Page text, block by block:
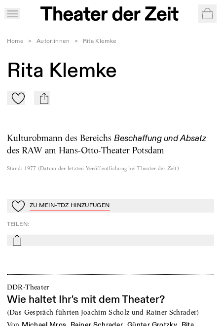
Home > Autor:innen > Rita Klemke
Rita Klemke
Zu Mein-TdZ hinzufügen
mail
Kulturobmann des Bereichs Beschaffung und Absatz
des RAW am Hans-Otto-Theater Potsdam
Stand: 1977 (Datum der letzten Veröffentlichung bei Theater der Zeit )
Zu Mein-TdZ hinzufügen
ZU MEIN-TDZ HINZUFÜGEN
TEILEN:
mail
DDR-Theater
Wie haltet Ihr's mit dem Theater?
(Das Gespräch führten Joachim Scholz und Rainer Schrader)